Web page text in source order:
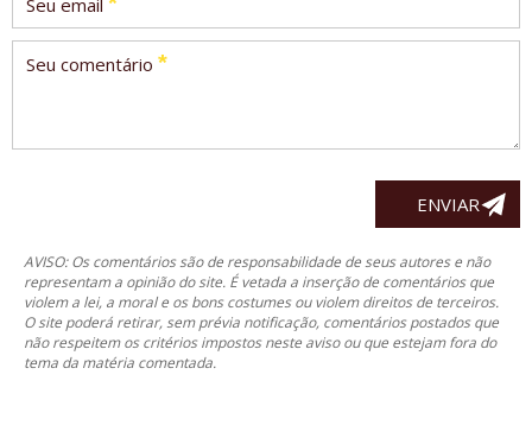
Seu email
Seu comentário *
AVISO: Os comentários são de responsabilidade de seus autores e não
representam a opinião do site. É vetada a inserção de comentários que
violem a lei, a moral e os bons costumes ou violem direitos de terceiros.
O site poderá retirar, sem prévia notificação, comentários postados que
não respeitem os critérios impostos neste aviso ou que estejam fora do
tema da matéria comentada.